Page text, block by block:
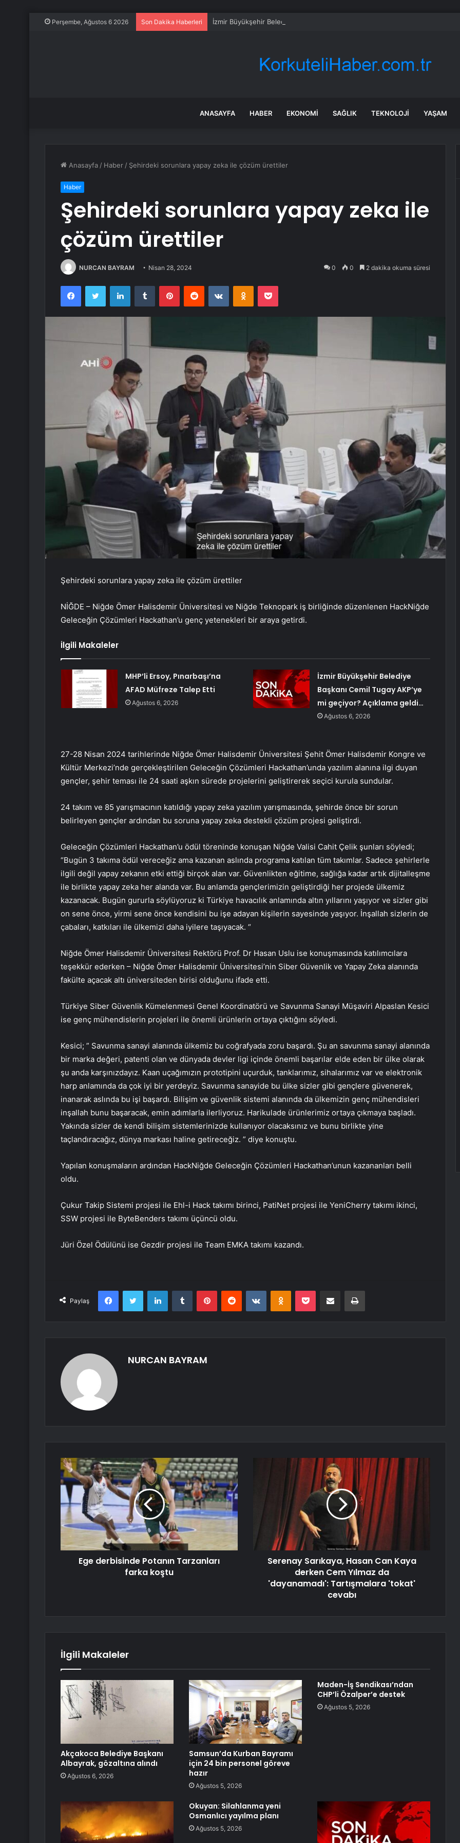
Perşembe, Ağustos 6 2026 Son Dakika Haberleri İzmir Büyükşehir Belediye Başkanı Cemil Tugay AKP’ye mi geçiyor? Açıklama
ANASAYFA HABER EKONOMI SAĞLIK TEKNOLOJI YAŞAM
Anasayfa / Haber / Şehirdeki sorunlara yapay zeka ile çözüm ürettiler
Haber
Şehirdeki sorunlara yapay zeka ile
çözüm ürettiler
NURCAN BAYRAM Nisan 28, 2024 0 0 2 dakika okuma süresi
FacebookTwitter LinkedInTumblr PinterestReddit VKontakteOdnoklassniki
Pocket
Şehirdeki sorunlara yapay zeka ile çözüm ürettiler
NİĞDE – Niğde Ömer Halisdemir Üniversitesi ve Niğde Teknopark iş birliğinde düzenlenen HackNiğde
Geleceğin Çözümleri Hackathan’u genç yetenekleri bir araya getirdi.
İlgili Makaleler
MHP’li Ersoy, Pınarbaşı’na
AFAD Müfreze Talep Etti
Ağustos 6, 2026
İzmir Büyükşehir Belediye
Başkanı Cemil Tugay AKP’ye
mi geçiyor? Açıklama geldi…
Ağustos 6, 2026
27-28 Nisan 2024 tarihlerinde Niğde Ömer Halisdemir Üniversitesi Şehit Ömer Halisdemir Kongre ve
Kültür Merkezi’nde gerçekleştirilen Geleceğin Çözümleri Hackathan’unda yazılım alanına ilgi duyan
gençler, şehir teması ile 24 saati aşkın sürede projelerini geliştirerek seçici kurula sundular.
24 takım ve 85 yarışmacının katıldığı yapay zeka yazılım yarışmasında, şehirde önce bir sorun
belirleyen gençler ardından bu soruna yapay zeka destekli çözüm projesi geliştirdi.
Geleceğin Çözümleri Hackathan’u ödül töreninde konuşan Niğde Valisi Cahit Çelik şunları söyledi;
“Bugün 3 takıma ödül vereceğiz ama kazanan aslında programa katılan tüm takımlar. Sadece şehirlerle
ilgili değil yapay zekanın etki ettiği birçok alan var. Güvenlikten eğitime, sağlığa kadar artık dijitalleşme
ile birlikte yapay zeka her alanda var. Bu anlamda gençlerimizin geliştirdiği her projede ülkemiz
kazanacak. Bugün gururla söylüyoruz ki Türkiye havacılık anlamında altın yıllarını yaşıyor ve sizler gibi
on sene önce, yirmi sene önce kendisini bu işe adayan kişilerin sayesinde yaşıyor. İnşallah sizlerin de
çabaları, katkıları ile ülkemizi daha iyilere taşıyacak. “
Niğde Ömer Halisdemir Üniversitesi Rektörü Prof. Dr Hasan Uslu ise konuşmasında katılımcılara
teşekkür ederken – Niğde Ömer Halisdemir Üniversitesi’nin Siber Güvenlik ve Yapay Zeka alanında
fakülte açacak altı üniversiteden birisi olduğunu ifade etti.
Türkiye Siber Güvenlik Kümelenmesi Genel Koordinatörü ve Savunma Sanayi Müşaviri Alpaslan Kesici
ise genç mühendislerin projeleri ile önemli ürünlerin ortaya çıktığını söyledi.
Kesici; ” Savunma sanayi alanında ülkemiz bu coğrafyada zoru başardı. Şu an savunma sanayi alanında
bir marka değeri, patenti olan ve dünyada devler ligi içinde önemli başarılar elde eden bir ülke olarak
şu anda karşınızdayız. Kaan uçağımızın prototipini uçurduk, tanklarımız, sihalarımız var ve elektronik
harp anlamında da çok iyi bir yerdeyiz. Savunma sanayide bu ülke sizler gibi gençlere güvenerek,
inanarak aslında bu işi başardı. Bilişim ve güvenlik sistemi alanında da ülkemizin genç mühendisleri
inşallah bunu başaracak, emin adımlarla ilerliyoruz. Harikulade ürünlerimiz ortaya çıkmaya başladı.
Yakında sizler de kendi bilişim sistemlerinizde kullanıyor olacaksınız ve bunu birlikte yine
taçlandıracağız, dünya markası haline getireceğiz. ” diye konuştu.
Yapılan konuşmaların ardından HackNiğde Geleceğin Çözümleri Hackathan’unun kazananları belli
oldu.
Çukur Takip Sistemi projesi ile Ehl-i Hack takımı birinci, PatiNet projesi ile YeniCherry takımı ikinci,
SSW projesi ile ByteBenders takımı üçüncü oldu.
Jüri Özel Ödülünü ise Gezdir projesi ile Team EMKA takımı kazandı.
Paylaş
FacebookTwitter LinkedInTumblr PinterestReddit VKontakteOdnoklassniki
Pocket E-Posta ile paylaş Yazdır
NURCAN BAYRAM
Ege derbisinde Potanın Tarzanları
farka koştu
Serenay Sarıkaya, Hasan Can Kaya
derken Cem Yılmaz da
'dayanamadı': Tartışmalara 'tokat'
cevabı
İlgili Makaleler
Akçakoca Belediye Başkanı
Albayrak, gözaltına alındı
Ağustos 6, 2026
Samsun’da Kurban Bayramı
için 24 bin personel göreve
hazır
Ağustos 5, 2026
Maden-İş Sendikası’ndan
CHP’li Özalper’e destek
Ağustos 5, 2026
Okuyan: Silahlanma yeni
Osmanlıcı yayılma planı
Ağustos 5, 2026